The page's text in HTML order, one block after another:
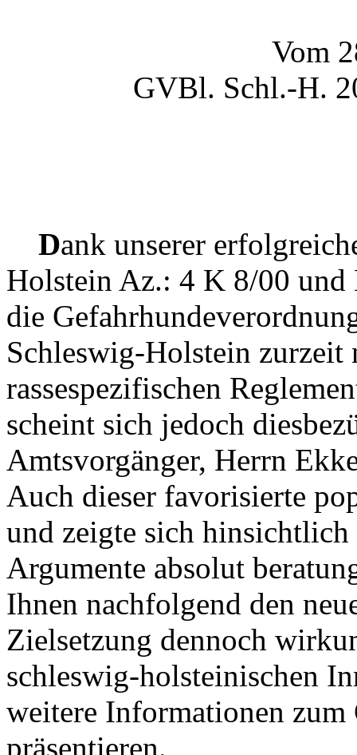
Vom
GVBl. Schl.-H.
Dank unserer
Holstein Az.: 4 K 8/00 und
die
Schleswig-Holstein zurzeit
rassespezifischen
scheint sich jedoch
Amtsvorgänger, Herrn
Auch dieser favorisierte
und zeigte sich
Argumente absolut
Ihnen nachfolgend den
Zielsetzung dennoch
schleswig-holsteinischen
weitere Informationen zum
präsentieren.